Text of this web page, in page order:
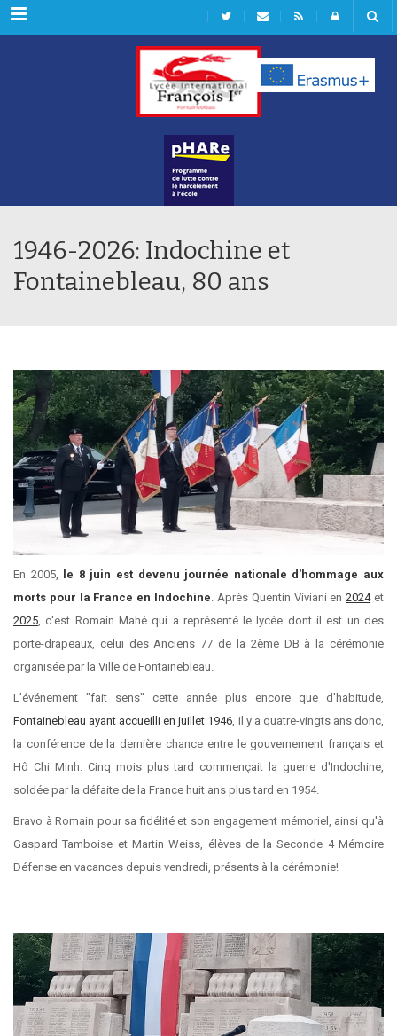
Rubriques
1946-2026: Indochine et
Fontainebleau, 80 ans
En 2005,
le 8 juin est devenu journée nationale d'hommage aux
morts pour la France en Indochine. Après Quentin Viviani en2024et
2025, c'est Romain Mahé qui a représenté le lycée dont il est un des
porte-drapeaux, celui des Anciens 77 de la 2ème DB à la cérémonie
organisée par la Ville de Fontainebleau.
L’événement "fait sens" cette année plus encore que d'habitude,
Fontainebleau ayant accueilli en juillet 1946, il y a quatre-vingts ans donc,
la conférence de la dernière chance entre le gouvernement français et
Hô Chi Minh. Cinq mois plus tard commençait la guerre d'Indochine,
soldée par la défaite de la France huit ans plus tard en 1954.
Bravo à Romain pour sa fidélité et son engagement mémoriel, ainsi qu'à
Gaspard Tamboise et Martin Weiss, élèves de la Seconde 4 Mémoire
Défense en vacances depuis vendredi, présents à la cérémonie!